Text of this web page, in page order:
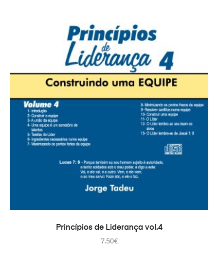
TOEVOEGEN AAN WINKELWAGEN
Princípios de Liderança vol.4
7.50€